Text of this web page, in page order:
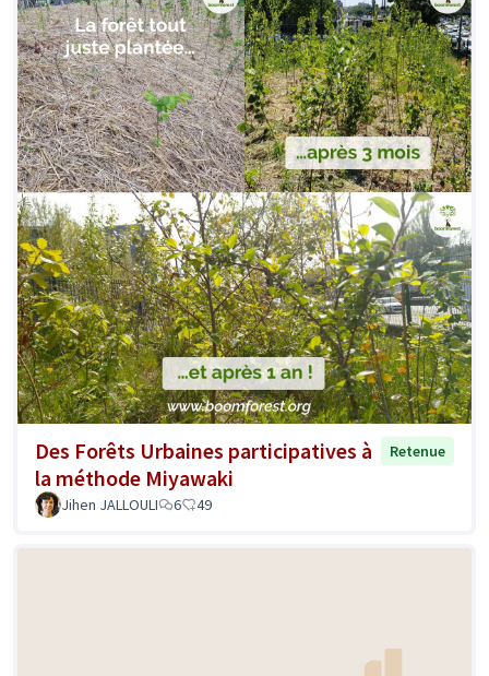
Des Forêts Urbaines participatives à
la méthode Miyawaki
Retenue
Jihen JALLOULI 6 49